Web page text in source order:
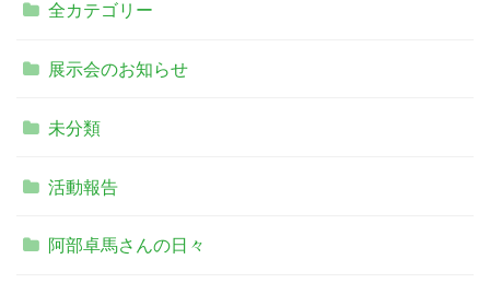
全カテゴリー
展示会のお知らせ
未分類
活動報告
阿部卓馬さんの日々